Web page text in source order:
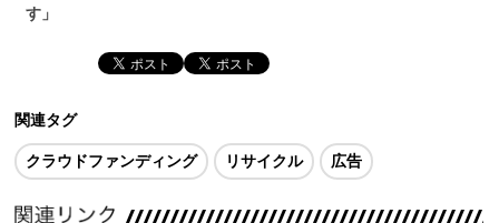
す」
関連タグ
クラウドファンディング リサイクル 広告